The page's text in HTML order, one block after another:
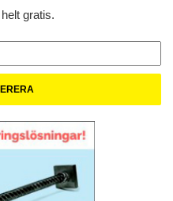
gratis.